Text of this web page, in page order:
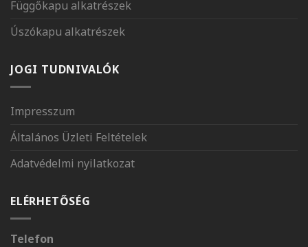
Függőkapu alkatrészek
Úszókapu alkatrészek
JOGI TUDNIVALÓK
Impresszum
Általános Üzleti Feltételek
Adatvédelmi nyilatkozat
ELÉRHETŐSÉG
Telefon